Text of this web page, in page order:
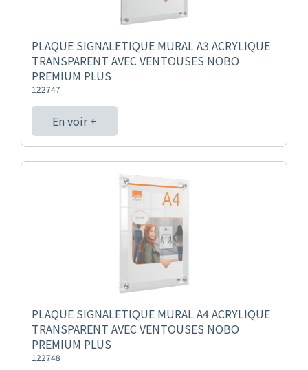
PLAQUE SIGNALETIQUE MURAL A3 ACRYLIQUE
TRANSPARENT AVEC VENTOUSES NOBO
PREMIUM PLUS
122747
En voir +
PLAQUE SIGNALETIQUE MURAL A4 ACRYLIQUE
TRANSPARENT AVEC VENTOUSES NOBO
PREMIUM PLUS
122748